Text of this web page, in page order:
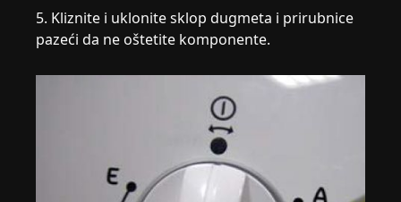
5. Kliznite i uklonite sklop dugmeta i prirubnice
pazeći da ne oštetite komponente.